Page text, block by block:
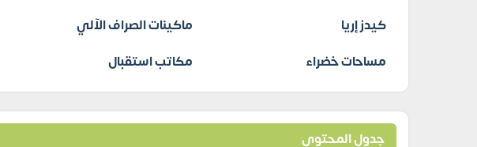
كيدز إريا
ماكينات الصراف الآلي
مساحات خضراء
مكاتب استقبال
جدول المحتوى